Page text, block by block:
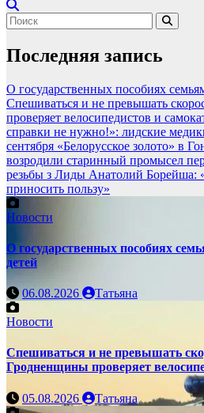
Последняя запись
О государственных пособиях
Спешиваться и не превышать
проверяет велосипедистов и
справки не нужно!»: лидские
сентября «Белорусское золото» в
возродили старинный промысел
резьбы з Лиды Анатолий Борейша:
приносить пользу»
Новости
О государственных пособиях
детей
06.08.2026 Татьяна
Новости
Спешиваться и не превышать
Гродненщины проверяет
05.08.2026 Татьяна